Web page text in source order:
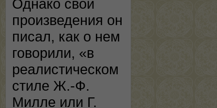
Однако свои
произведения он
писал, как о нем
говорили, «в
реалистическом
стиле Ж.-Ф.
Милле или Г.